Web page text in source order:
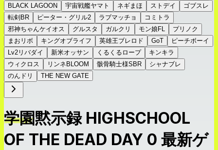
BLACK LAGOON
宇宙戦艦ヤマト ネギまほ ストデイ
ゴブスレ
転剣BR
ピーター・グリル2 ラブマッチョ
コミトラ
邪神ちゃんケイオス
グルスタ ガルクリ モン娘FL
プリノク
まおリボ
キングオブライフ 英雄王ブレロド GoT
ピーチボーイ
Lv2リバダイ
新米オッサン くるくるロープ
キンキラ
ウィクロス
リンネBLOOM 骸骨騎士様SBR
シャナブレ
のんドリ
THE NEW GATE
学園黙示録 HIGHSCHOOL
OF THE DEAD DAY 0 最新ゲ